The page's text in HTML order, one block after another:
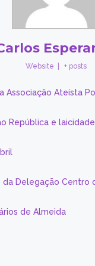
Website + posts
Associação Ateísta
República e
Delegação Centro
de Almeida